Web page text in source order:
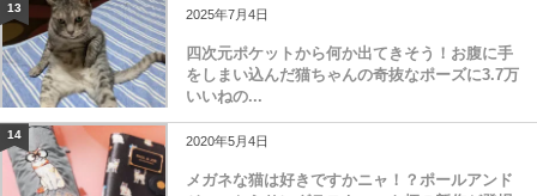
13 2025年7月4日
四次元ポケットから何か出てきそう！お腹に手
をしまい込んだ猫ちゃんの奇抜なポーズに3.7万
いいねの...
14 2020年5月4日
メガネな猫は好きですかニャ！？ポールアンド